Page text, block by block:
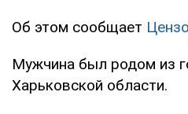
Об этом сообщает
Мужчина был родом из
Харьковской области.